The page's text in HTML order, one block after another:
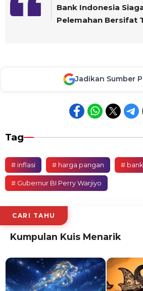
Bank Indonesia
Pelemahan Bersifat
Jadikan Sumber
Tag
# inflasi # harga pangan #
# Gubernur BI Perry Warjiyo
CARI TAHU
Kumpulan Kuis Menarik